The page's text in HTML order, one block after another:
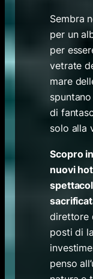
Sembra
per un
per
vetrate
mare
di
solo alla
Scopro
nuovi
direttore
posti di
penso